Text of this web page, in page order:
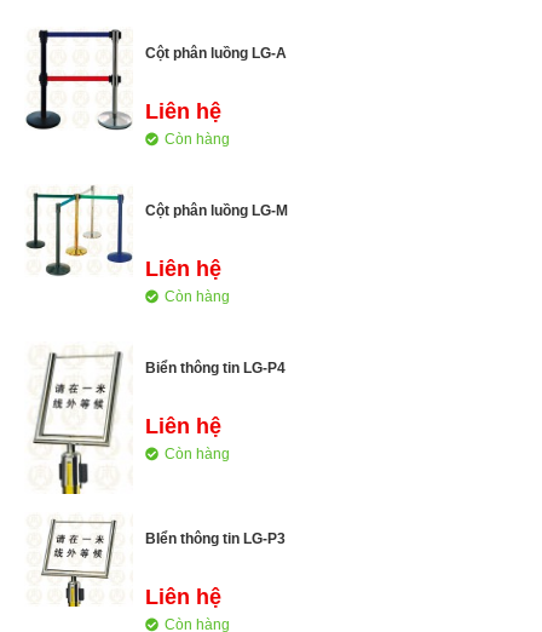
Cột phân luồng LG-A
Liên hệ
Còn hàng
Cột phân luồng LG-M
Liên hệ
Còn hàng
Biển thông tin LG-P4
Liên hệ
Còn hàng
BIển thông tin LG-P3
Liên hệ
Còn hàng